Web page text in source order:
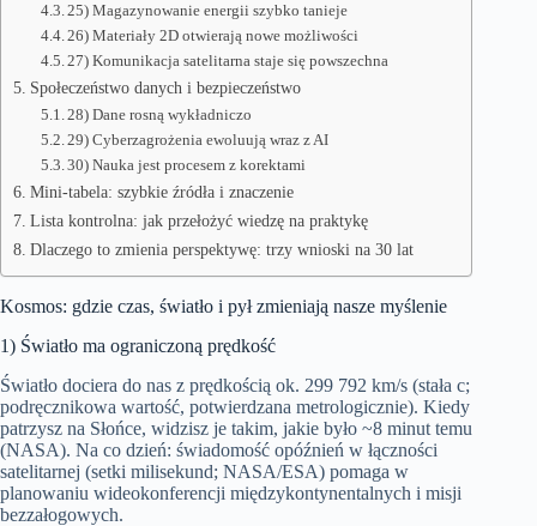
25) Magazynowanie energii szybko tanieje
26) Materiały 2D otwierają nowe możliwości
27) Komunikacja satelitarna staje się powszechna
Społeczeństwo danych i bezpieczeństwo
28) Dane rosną wykładniczo
29) Cyberzagrożenia ewoluują wraz z AI
30) Nauka jest procesem z korektami
Mini‑tabela: szybkie źródła i znaczenie
Lista kontrolna: jak przełożyć wiedzę na praktykę
Dlaczego to zmienia perspektywę: trzy wnioski na 30 lat
Kosmos: gdzie czas, światło i pył zmieniają nasze myślenie
1) Światło ma ograniczoną prędkość
Światło dociera do nas z prędkością ok. 299 792 km/s (stała c;
podręcznikowa wartość, potwierdzana metrologicznie). Kiedy
patrzysz na Słońce, widzisz je takim, jakie było ~8 minut temu
(NASA). Na co dzień: świadomość opóźnień w łączności
satelitarnej (setki milisekund; NASA/ESA) pomaga w
planowaniu wideokonferencji międzykontynentalnych i misji
bezzałogowych.